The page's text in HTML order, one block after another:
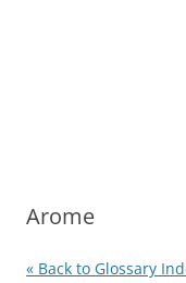
Arome
« Back to Glossary